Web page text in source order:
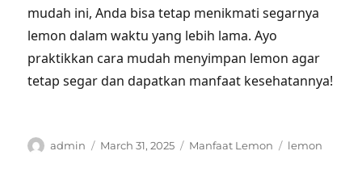
mudah ini, Anda bisa tetap menikmati segarnya
lemon dalam waktu yang lebih lama. Ayo
praktikkan cara mudah menyimpan lemon agar
tetap segar dan dapatkan manfaat kesehatannya!
Author
admin
Posted
March 31, 2025 Categories
Manfaat Lemon Tags
lemon